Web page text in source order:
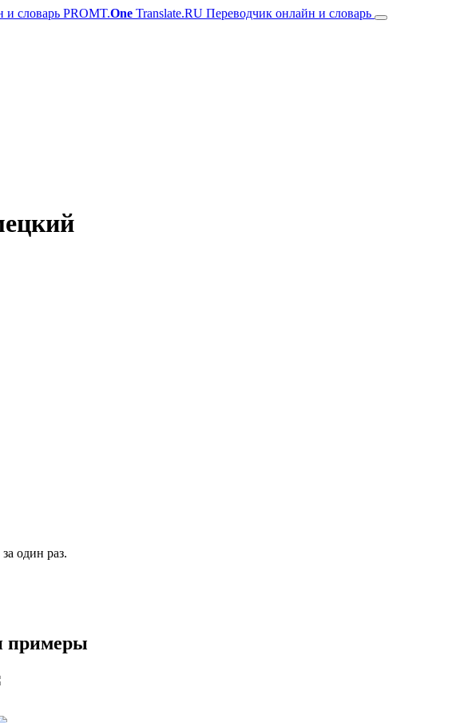
PROMT.One Translate.RU Переводчик онлайн и словарь
один раз.
примеры